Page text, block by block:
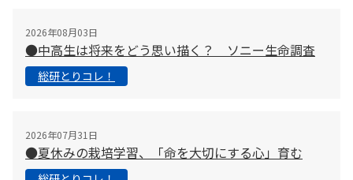
2026年08月03日
●中高生は将来をどう思い描く？ ソニー生命調査
総研とりコレ！
2026年07月31日
●夏休みの栽培学習、「命を大切にする心」育む